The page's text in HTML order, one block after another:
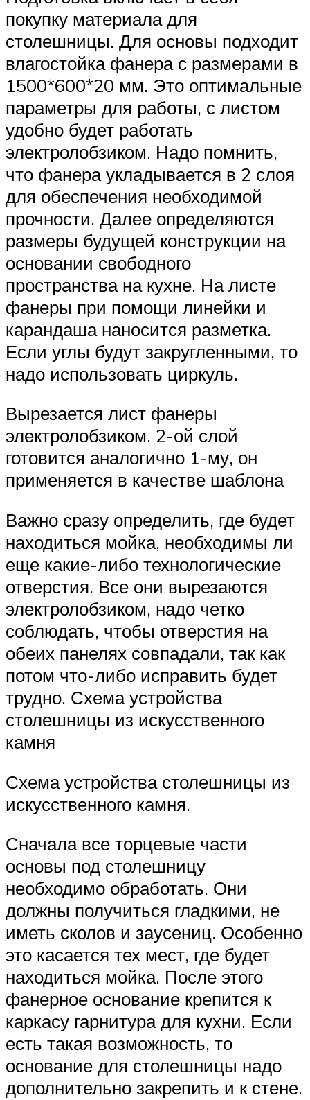
покупку материала для
столешницы. Для основы подходит
влагостойка фанера с размерами в
1500*600*20 мм. Это оптимальные
параметры для работы, с листом
удобно будет работать
электролобзиком. Надо помнить,
что фанера укладывается в 2 слоя
для обеспечения необходимой
прочности. Далее определяются
размеры будущей конструкции на
основании свободного
пространства на кухне. На листе
фанеры при помощи линейки и
карандаша наносится разметка.
Если углы будут закругленными, то
надо использовать циркуль.
Вырезается лист фанеры
электролобзиком. 2-ой слой
готовится аналогично 1-му, он
применяется в качестве шаблона
Важно сразу определить, где будет
находиться мойка, необходимы ли
еще какие-либо технологические
отверстия. Все они вырезаются
электролобзиком, надо четко
соблюдать, чтобы отверстия на
обеих панелях совпадали, так как
потом что-либо исправить будет
трудно. Схема устройства
столешницы из искусственного
камня
Схема устройства столешницы из
искусственного камня.
Сначала все торцевые части
основы под столешницу
необходимо обработать. Они
должны получиться гладкими, не
иметь сколов и заусениц. Особенно
это касается тех мест, где будет
находиться мойка. После этого
фанерное основание крепится к
каркасу гарнитура для кухни. Если
есть такая возможность, то
основание для столешницы надо
дополнительно закрепить и к стене.